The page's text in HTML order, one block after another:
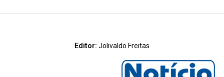
Editor: Jolivaldo Freitas